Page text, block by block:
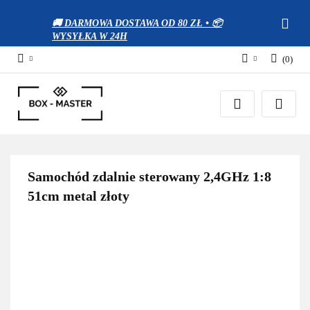
🚚 DARMOWA DOSTAWA OD 80 ZŁ • 📦
WYSYŁKA W 24H
Zaloguj się
Zarejestruj się
(0)
Samochód zdalnie sterowany 2,4GHz 1:8
51cm metal złoty